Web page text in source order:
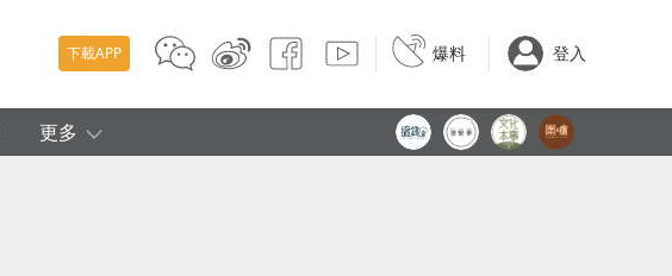
下載APP 爆料 登入
更多